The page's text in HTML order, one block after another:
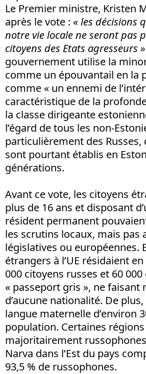
Le Premier ministre, Kristen
après le vote : «les décisions
notre vie locale ne seront pas
citoyens des Etats agresseurs »
gouvernement utilise la
comme un épouvantail en la
comme « un ennemi de
caractéristique de la
la classe dirigeante
l’égard de tous les non-
particulièrement des
sont pourtant établis en
générations.
Avant ce vote, les citoyens
plus de 16 ans et disposant
résident permanent
les scrutins locaux, mais pas
législatives ou européennes.
étrangers à l’UE résidaient
000 citoyens russes et 60 000
« passeport gris », ne faisant
d’aucune nationalité. De
langue maternelle d’environ
population. Certaines
majoritairement
Narva dans l’Est du pays
93,5 % de russophones.